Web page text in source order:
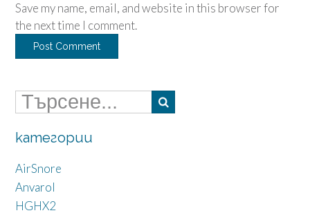
Save my name, email, and website in this browser for
the next time I comment.
категории
AirSnore
Anvarol
HGHX2